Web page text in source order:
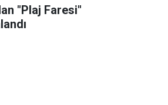
"Plaj Faresi"